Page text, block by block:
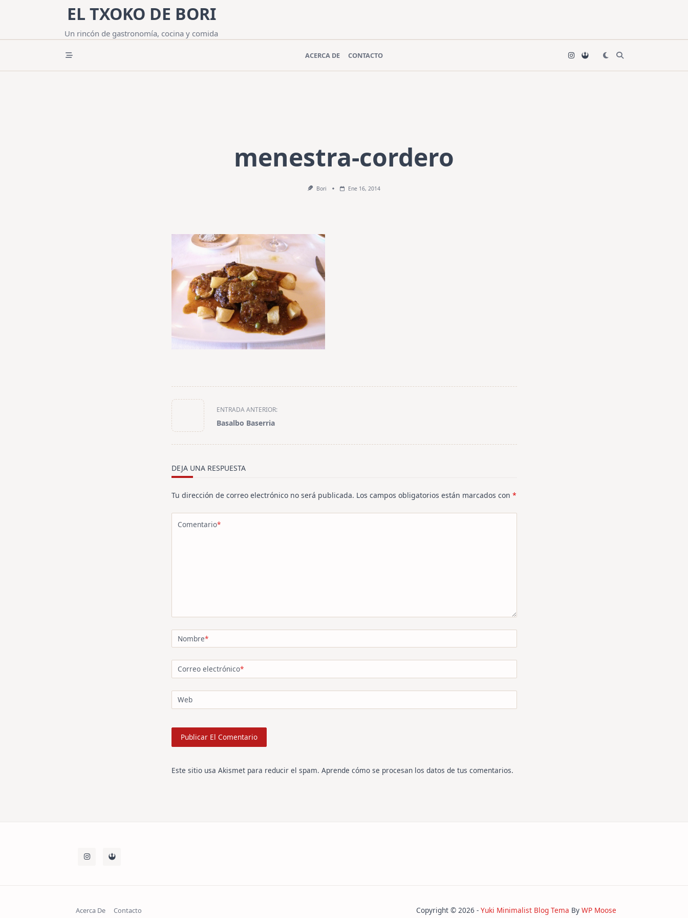
EL TXOKO DE BORI
Un rincón de gastronomía, cocina y comida
ACERCA DE CONTACTO
menestra-cordero
Bori Ene 16, 2014
<span
class="nav-
subtitle
screen-
text">Página</span>
ENTRADA ANTERIOR:
Basalbo Baserria
DEJA UNA RESPUESTA
Tu dirección de correo electrónico no será publicada. Los campos obligatorios están marcados con *
Comentario*
Nombre*
Correo electrónico*
Web
Este sitio usa Akismet para reducir el spam. Aprende cómo se procesan los datos de tus comentarios.
Acerca De Contacto Copyright © 2026 - Yuki Minimalist Blog Tema By WP Moose